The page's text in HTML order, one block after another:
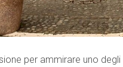
per ammirare uno degli